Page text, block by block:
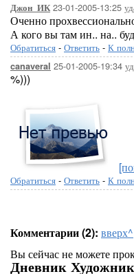
Джон_ИК23-01-2005-13:25
Оченно
А кого вы там ин.. на..
Обратиться - Ответить - К
canaveral 25-01-2005-19:34
%)))
Обратиться - Ответить - К
Комментарии (2): вверх^
Вы сейчас не можете
Дневник